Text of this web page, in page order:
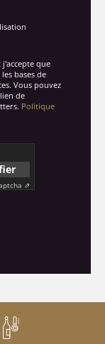
j'accepte que
bases de
Vous pouvez
de
Politique
⇗